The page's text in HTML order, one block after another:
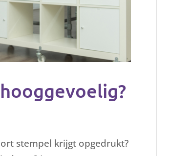
stempel krijgt opgedrukt?